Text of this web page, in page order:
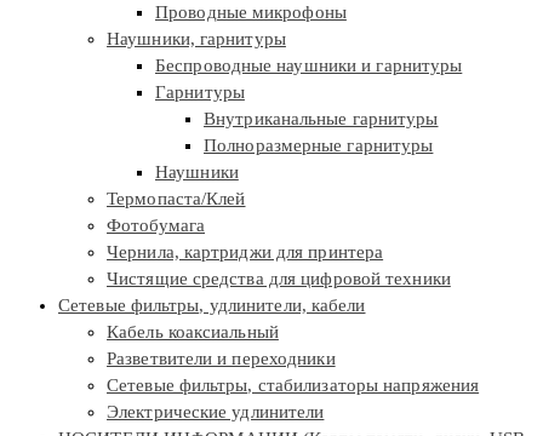
Проводные микрофоны
Наушники, гарнитуры
Беспроводные наушники и гарнитуры
Гарнитуры
Внутриканальные гарнитуры
Полноразмерные гарнитуры
Наушники
Термопаста/Клей
Фотобумага
Чернила, картриджи для принтера
Чистящие средства для цифровой техники
Сетевые фильтры, удлинители, кабели
Кабель коаксиальный
Разветвители и переходники
Сетевые фильтры, стабилизаторы напряжения
Электрические удлинители